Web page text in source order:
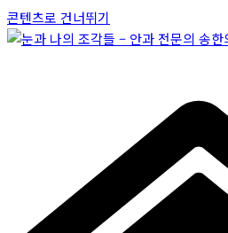
콘텐츠로 건너뛰기